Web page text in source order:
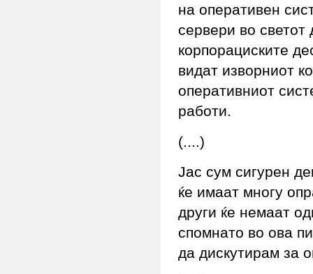
на оперативен
сервери во светот
корпорациските
видат изворниот
оперативниот
работи.
(....)
Јас сум сигурен
ќе имаат многу
други ќе немаат
спомнато во ова
да дискутирам за